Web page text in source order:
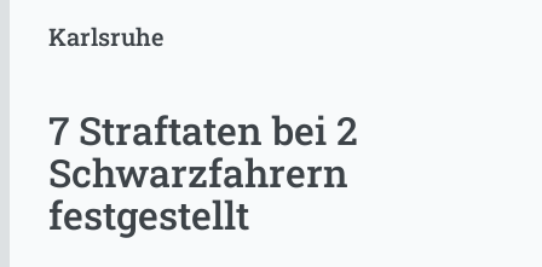
Karlsruhe
7 Straftaten bei 2
Schwarzfahrern
festgestellt